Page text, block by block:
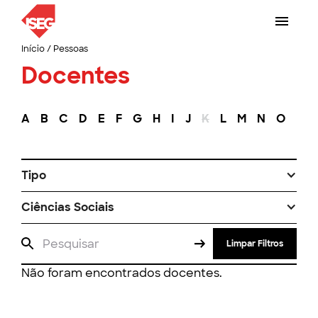
Início/ Pessoas
Docentes
A B C D E F G H I J K L M N O
Tipo
Ciências Sociais
Limpar Filtros
Não foram encontrados docentes.